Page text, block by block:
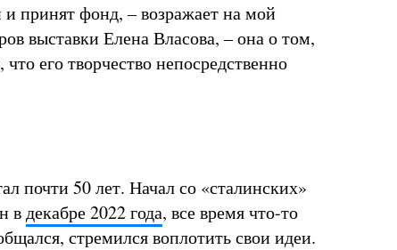
принят фонд, – возражает на мой
выставки Елена Власова, – она о том,
его творчество непосредственно
почти 50 лет. Начал со «сталинских»
вдекабре 2022 года, все время что-то
стремился воплотить свои идеи.